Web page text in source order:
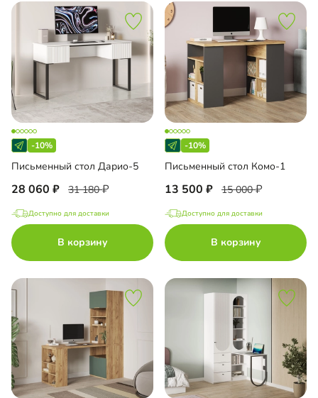
-10%
Письменный стол Дарио-5
28 060 31 180
Доступно для доставки
В корзину
-10%
Письменный стол Комо-1
13 500 15 000
Доступно для доставки
В корзину